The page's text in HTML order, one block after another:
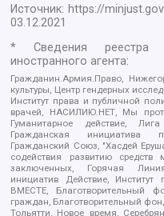
Источник: https://
03.12.2021
* Сведения реестра
иностранного агента:
Гражданин.Армия.Право,
культуры, Центр гендерных
Институт права и публичной
врачей, НАСИЛИЮ.НЕТ, Мы
Гуманитарное действие,
Гражданская инициатива
Гражданский Союз, "Хасдей
содействия развитию
заключенных, Горячая
инициатив Действие,
ВМЕСТЕ, Благотворительный
граждан, Благотворительный
Тольятти, Новое время,